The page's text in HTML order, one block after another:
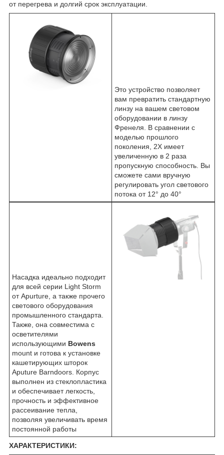
от перегрева и долгий срок эксплуатации.
Это устройство позволяет
вам превратить стандартную
линзу на вашем световом
оборудовании в линзу
Френеля. В сравнении с
моделью прошлого
поколения, 2X имеет
увеличенную в 2 раза
пропускную способность. Вы
сможете сами вручную
регулировать угол светового
потока от 12° до 40°
Насадка идеально подходит
для всей серии Light Storm
от Apurture, а также прочего
светового оборудования
промышленного стандарта.
Также, она совместима с
осветителями
использующими Bowens
mount и готова к установке
кашетирующих шторок
Aputure Barndoors. Корпус
выполнен из стеклопластика
и обеспечивает легкость,
прочность и эффективное
рассеивание тепла,
позволяя увеличивать время
постоянной работы
ХАРАКТЕРИСТИКИ: